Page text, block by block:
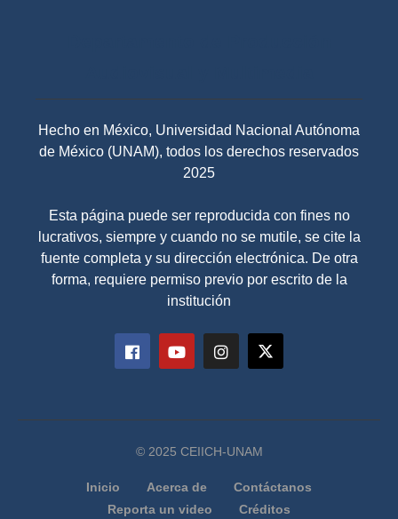
Hecho en México, Universidad Nacional Autónoma
de México (UNAM), todos los derechos reservados
2025
Esta página puede ser reproducida con fines no
lucrativos, siempre y cuando no se mutile, se cite la
fuente completa y su dirección electrónica. De otra
forma, requiere permiso previo por escrito de la
institución
© 2025 CEIICH-UNAM
Inicio Acerca de
Contáctanos
Reporta un video
Créditos